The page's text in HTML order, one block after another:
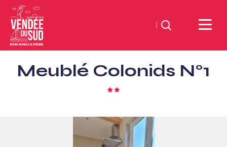
Sud
Vendée
Zoeken
Meublé Colonids N°1
2